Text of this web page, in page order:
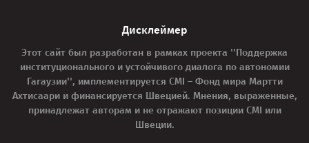
Дисклеймер
Этот сайт был разработан в рамках проекта ''Поддержка
институционального и устойчивого диалога по автономии
Гагаузии'', имплементируется CMI – Фонд мира Мартти
Ахтисаари и финансируется Швецией. Мнения, выраженные,
принадлежат авторам и не отражают позиции CMI или
Швеции.